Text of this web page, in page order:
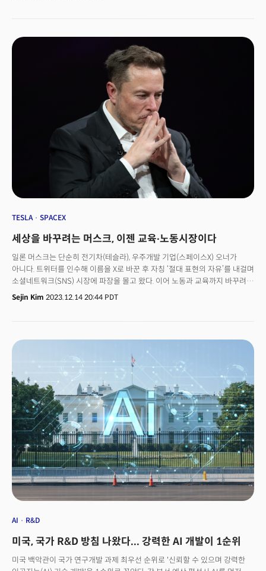
역할을 표방하는 이번 행사는 기술 전시, 비즈니스 미팅, 기업 피칭, 네트워킹,
투자 포럼, 쇼케이스 등이 어우러진 종합 산업 박람회로 진행된다. 미국의 한인
과학자들이 직접 나서 한국의 혁신 기술 기업의 미국 진출과 투자를 적극
지원할 수 있게 된 것. 한국의 중소·중견기업과 스타트업, 지자체 등 30여 개
기관이 참가해 미국 시장 진출의 교두보를 마련할 것으로 기대를 모으고 있다.
특히 행사 개최지인 애틀랜타는 현대자동차그룹, SK온, 한화큐셀 등 주요 한국
기술 기업이 대규모 투자로 북미 거점으로 삼은 전략적 요충지다. 물류와 제조,
에너지, 첨단 산업 분야에서의 접근성이 뛰어나며, 코카콜라, 델타항공, 홈디포
등 포춘 500대 미국 기업 본사가 집결한 미국 남동부의 경제 수도로 평가받고
있다.이러한 배경에서 애틀랜타는 글로벌 혁신 도시로 빠르게 부상하고
있으며, 탄탄한 한인 커뮤니티, 친기업적 정책 환경, 다양한 학술기관의 존재 등
한국 기업의 진출과 성장에 최적화된 조건을 두루 갖춘 지역으로 주목받고
TESLA SPACEX
세상을 바꾸려는 머스크, 이젠 교육∙노동시장이다
일론 머스크는 단순히 전기차(테슬라), 우주개발 기업(스페이스X) 오너가
아니다. 트위터를 인수해 이름을 X로 바꾼 후 자칭 ‘절대 표현의 자유’를 내걸며
소셜네트워크(SNS) 시장에 파장을 몰고 왔다. 이어 노동과 교육까지 바꾸려
하고 있다. 그는 미국 텍사스주에 이공계 중심의 사립 초등학교, 중학교를
만들었다. 대학교가 최종 목표다. 2015년 중국 TV 방송국에서 말한 “나는
것이 더 나을 수도 있다”는 생각을 그대로 시행하고 있는 것. 그는 자신만의
도시를 만드는가 하면 유럽에 노동시장에도 무노조를 고수하며 갈등을 빚는
중이다. 평가는 현재진행 형이지만 그는 말하는대로 실행하며 세상을 바꾸고
있다.
Sejin Kim 2023.12.14 20:44 PDT
AI R&D
미국, 국가 R&D 방침 나왔다... 강력한 AI 개발이 1순위
미국 백악관이 국가 연구개발 과제 최우선 순위로 '신뢰할 수 있으며 강력한